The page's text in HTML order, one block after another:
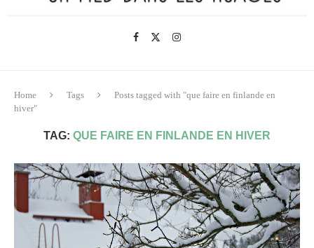
Home Tags
Posts tagged with "que faire en finlande en
hiver"
TAG: QUE FAIRE EN FINLANDE EN HIVER